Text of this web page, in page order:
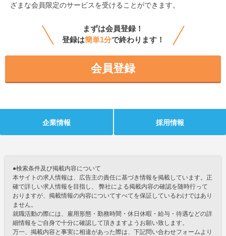
ざまな会員限定のサービスを受けることができます。
まずは会員登録！
登録は簡単1分で終わります！
会員登録
企業情報 採用情報
●検索条件及び掲載内容について
本サイトの求人情報は、広告主の責任に基づき情報を掲載しています。正
確で詳しい求人情報を目指し、 弊社による掲載内容の確認を随時行って
おりますが、掲載情報の内容についてすべてを保証しているわけではあり
ません。
就職活動の際には、雇用形態・勤務時間・休日休暇・給与・待遇などの詳
細情報をご自身で十分に確認して頂きますようお願い致します。
万一、掲載内容と事実に相違があった際は、下記問い合わせフォームより